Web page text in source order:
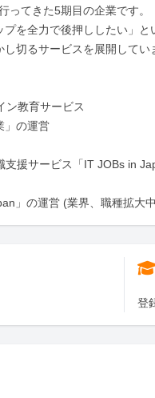
ってきた5期目の企業です
を全力で後押ししたい」
切るサービスを展開してい
ン教育サービス
」の運営
支援サービス「IT JOBs in
」の運営 (業界、職種拡大
登